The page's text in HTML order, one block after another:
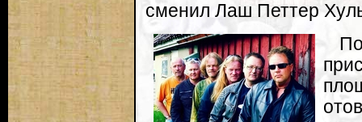
сменил Лаш Петтер